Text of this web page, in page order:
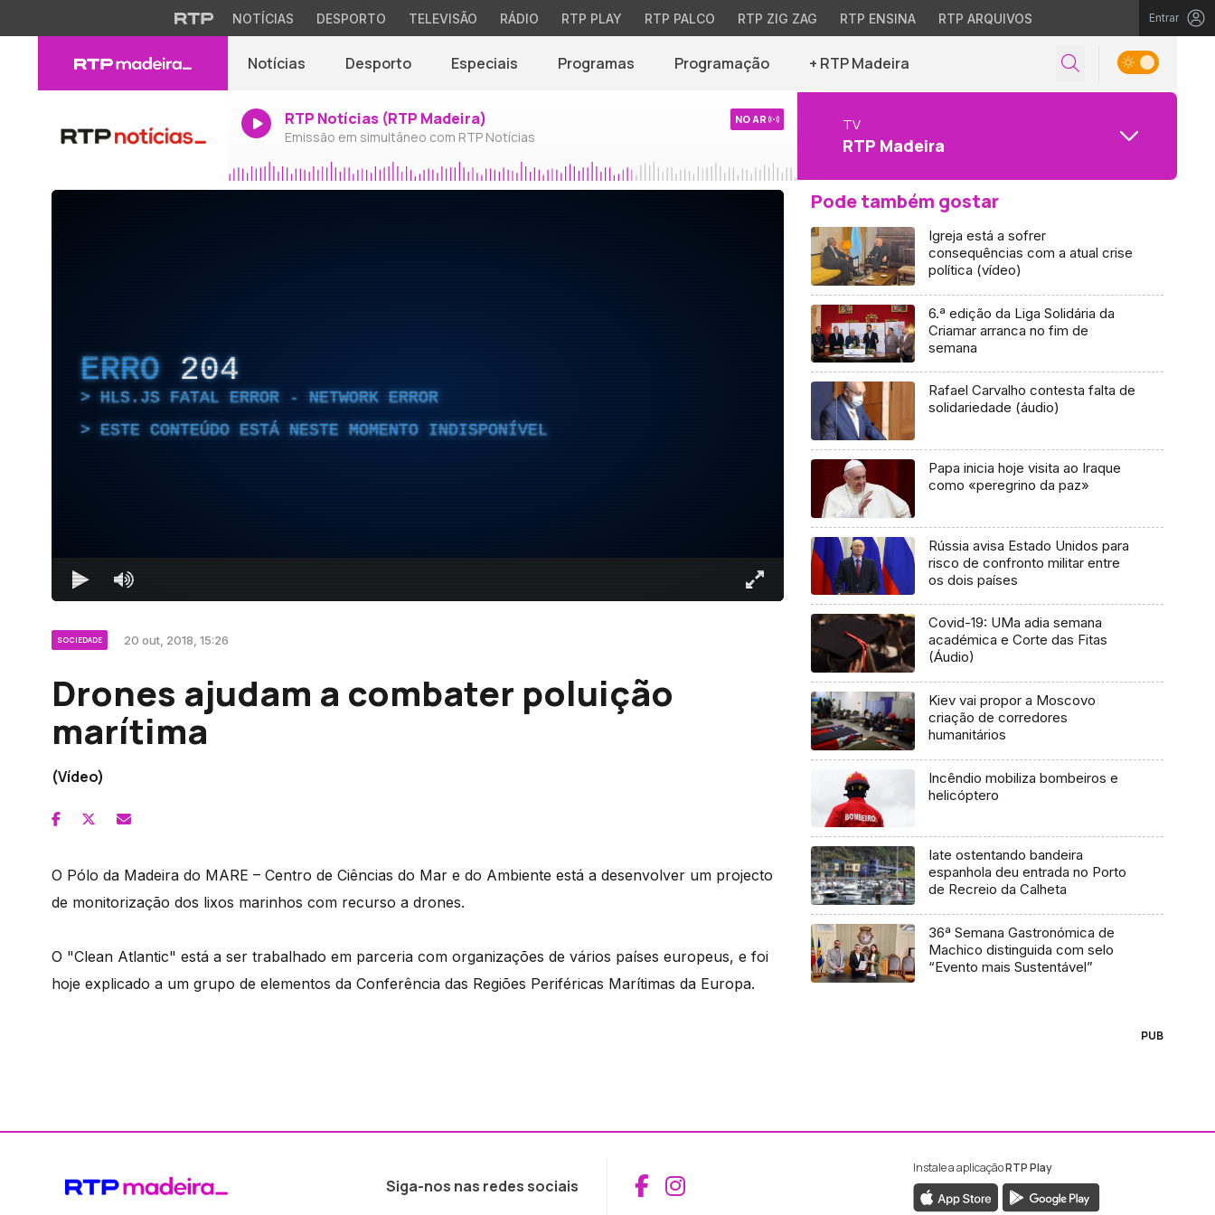
NOTÍCIAS DESPORTO TELEVISÃO RÁDIO RTP PLAY RTP PALCO RTP ZIG ZAG RTP ENSINA RTP ARQUIVOS Entrar
Notícias Desporto Especiais Programas Programação + RTP Madeira
RTP Notícias (RTP Madeira)
Emissão em simultâneo com RTP Notícias
NO AR TV
RTP Madeira
ERRO 204
HLS.JS FATAL ERROR - NETWORK ERROR
ESTE CONTEÚDO ESTÁ NESTE MOMENTO INDISPONÍVEL
SOCIEDADE 20 out, 2018, 15:26
Drones ajudam a combater poluição
marítima
(Vídeo)
O Pólo da Madeira do MARE – Centro de Ciências do Mar e do Ambiente está a desenvolver um projecto
de monitorização dos lixos marinhos com recurso a drones.
O "Clean Atlantic" está a ser trabalhado em parceria com organizações de vários países europeus, e foi
hoje explicado a um grupo de elementos da Conferência das Regiões Periféricas Marítimas da Europa.
Pode também gostar
Igreja está a sofrer
consequências com a atual crise
política (vídeo)
6.ª edição da Liga Solidária da
Criamar arranca no fim de
semana
Rafael Carvalho contesta falta de
solidariedade (áudio)
Papa inicia hoje visita ao Iraque
como «peregrino da paz»
Rússia avisa Estado Unidos para
risco de confronto militar entre
os dois países
Covid-19: UMa adia semana
académica e Corte das Fitas
(Áudio)
Kiev vai propor a Moscovo
criação de corredores
humanitários
Incêndio mobiliza bombeiros e
helicóptero
Iate ostentando bandeira
espanhola deu entrada no Porto
de Recreio da Calheta
36ª Semana Gastronómica de
Machico distinguida com selo
“Evento mais Sustentável”
PUB
Siga-nos nas redes sociais Aceder ao Facebook da RTP Madeira
Aceder ao Instagram da RTP Madeira
Instale a aplicaçãoRTP Play